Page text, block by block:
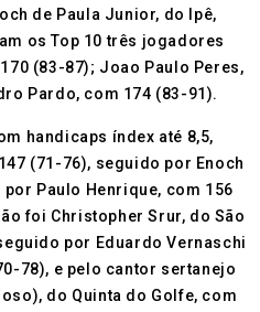
de Paula Junior, do Ipê,
os Top 10 três jogadores
(83-87); Joao Paulo Peres,
Pardo, com 174 (83-91).
handicaps índex até 8,5,
(71-76), seguido por Enoch
Paulo Henrique, com 156
foi Christopher Srur, do São
por Eduardo Vernaschi
78), e pelo cantor sertanejo
do Quinta do Golfe, com